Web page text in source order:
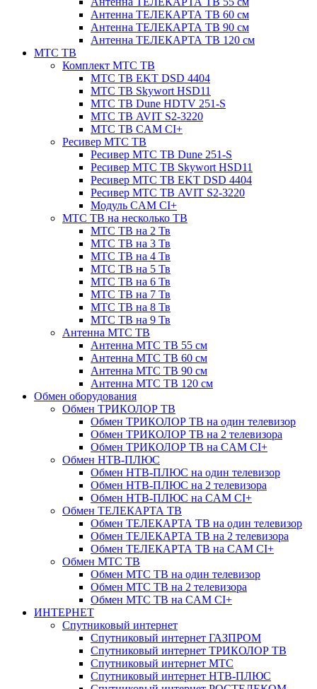
Антенна ТЕЛЕКАРТА ТВ 60 см
Антенна ТЕЛЕКАРТА ТВ 90 см
Антенна ТЕЛЕКАРТА ТВ 120 см
МТС ТВ
Комплект МТС ТВ
МТС ТВ EKT DSD 4404
МТС ТВ Skywort HSD11
МТС ТВ Dune HDTV 251-S
МТС ТВ AVIT S2-3220
МТС ТВ CAM CI+
Ресивер МТС ТВ
Ресивер МТС ТВ Dune 251-S
Ресивер МТС ТВ Skywort HSD11
Ресивер МТС ТВ EKT DSD 4404
Ресивер МТС ТВ AVIT S2-3220
Модуль CAM CI+
МТС ТВ на несколько ТВ
МТС ТВ на 2 Тв
МТС ТВ на 3 Тв
МТС ТВ на 4 Тв
МТС ТВ на 5 Тв
МТС ТВ на 6 Тв
МТС ТВ на 7 Тв
МТС ТВ на 8 Тв
МТС ТВ на 9 Тв
Антенна МТС ТВ
Антенна МТС ТВ 55 см
Антенна МТС ТВ 60 см
Антенна МТС ТВ 90 см
Антенна МТС ТВ 120 см
Обмен оборудования
Обмен ТРИКОЛОР ТВ
Обмен ТРИКОЛОР ТВ на один телевизор
Обмен ТРИКОЛОР ТВ на 2 телевизора
Обмен ТРИКОЛОР ТВ на CAM CI+
Обмен НТВ-ПЛЮС
Обмен НТВ-ПЛЮС на один телевизор
Обмен НТВ-ПЛЮС на 2 телевизора
Обмен НТВ-ПЛЮС на CAM CI+
Обмен ТЕЛЕКАРТА ТВ
Обмен ТЕЛЕКАРТА ТВ на один телевизор
Обмен ТЕЛЕКАРТА ТВ на 2 телевизора
Обмен ТЕЛЕКАРТА ТВ на CAM CI+
Обмен МТС ТВ
Обмен МТС ТВ на один телевизор
Обмен МТС ТВ на 2 телевизора
Обмен МТС ТВ на CAM CI+
ИНТЕРНЕТ
Спутниковый интернет
Спутниковый интернет ГАЗПРОМ
Спутниковый интернет ТРИКОЛОР ТВ
Спутниковый интернет МТС
Спутниковый интернет НТВ-ПЛЮС